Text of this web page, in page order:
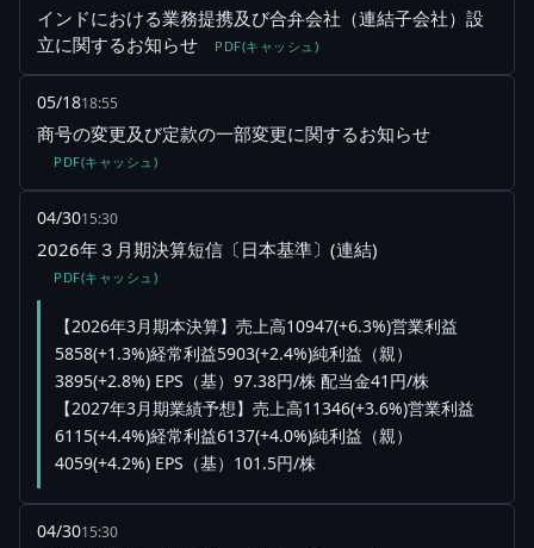
インドにおける業務提携及び合弁会社（連結子会社）設
立に関するお知らせ
PDF(キャッシュ)
05/1818:55
商号の変更及び定款の一部変更に関するお知らせ
PDF(キャッシュ)
04/3015:30
2026年３月期決算短信〔日本基準〕(連結)
PDF(キャッシュ)
【2026年3月期本決算】売上高10947(+6.3%)営業利益
5858(+1.3%)経常利益5903(+2.4%)純利益（親）
3895(+2.8%) EPS（基）97.38円/株 配当金41円/株
【2027年3月期業績予想】売上高11346(+3.6%)営業利益
6115(+4.4%)経常利益6137(+4.0%)純利益（親）
4059(+4.2%) EPS（基）101.5円/株
04/3015:30